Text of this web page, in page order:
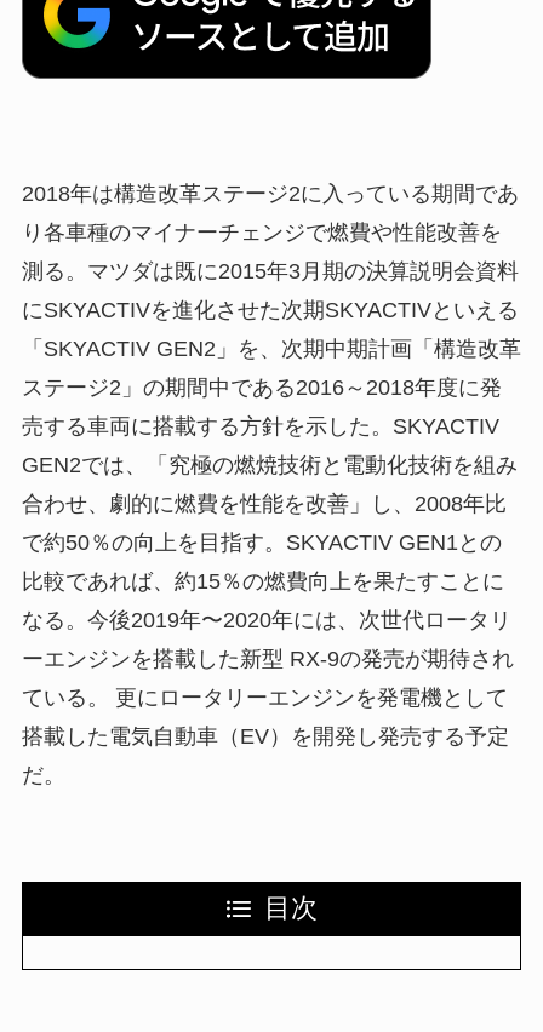
2018年は構造改革ステージ2に入っている期間であ
り各車種のマイナーチェンジで燃費や性能改善を
測る。マツダは既に2015年3月期の決算説明会資料
にSKYACTIVを進化させた次期SKYACTIVといえる
「SKYACTIV GEN2」を、次期中期計画「構造改革
ステージ2」の期間中である2016～2018年度に発
売する車両に搭載する方針を示した。SKYACTIV
GEN2では、「究極の燃焼技術と電動化技術を組み
合わせ、劇的に燃費を性能を改善」し、2008年比
で約50％の向上を目指す。SKYACTIV GEN1との
比較であれば、約15％の燃費向上を果たすことに
なる。今後2019年〜2020年には、次世代ロータリ
ーエンジンを搭載した新型 RX-9の発売が期待され
ている。 更にロータリーエンジンを発電機として
搭載した電気自動車（EV）を開発し発売する予定
だ。
目次